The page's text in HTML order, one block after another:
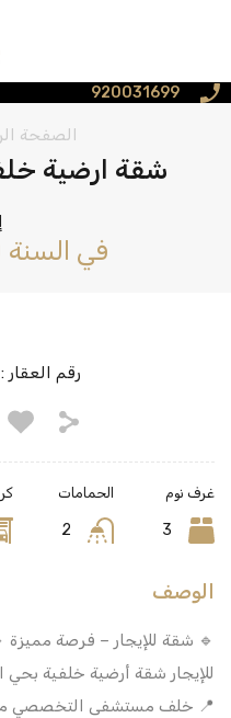
920031699
الصفحة
شقة ارضية
‪SAR10,000 في السنة
رقم العقار :
غرف نوم
3
الحمامات
2
الوصف
🔹 شقة للإيجار – فرصة مميزة
للإيجار شقة أرضية خلفية بحي
📍 خلف مستشفى التخصصي